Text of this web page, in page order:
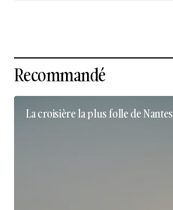
Recommandé
La croisière la plus folle de Nantes